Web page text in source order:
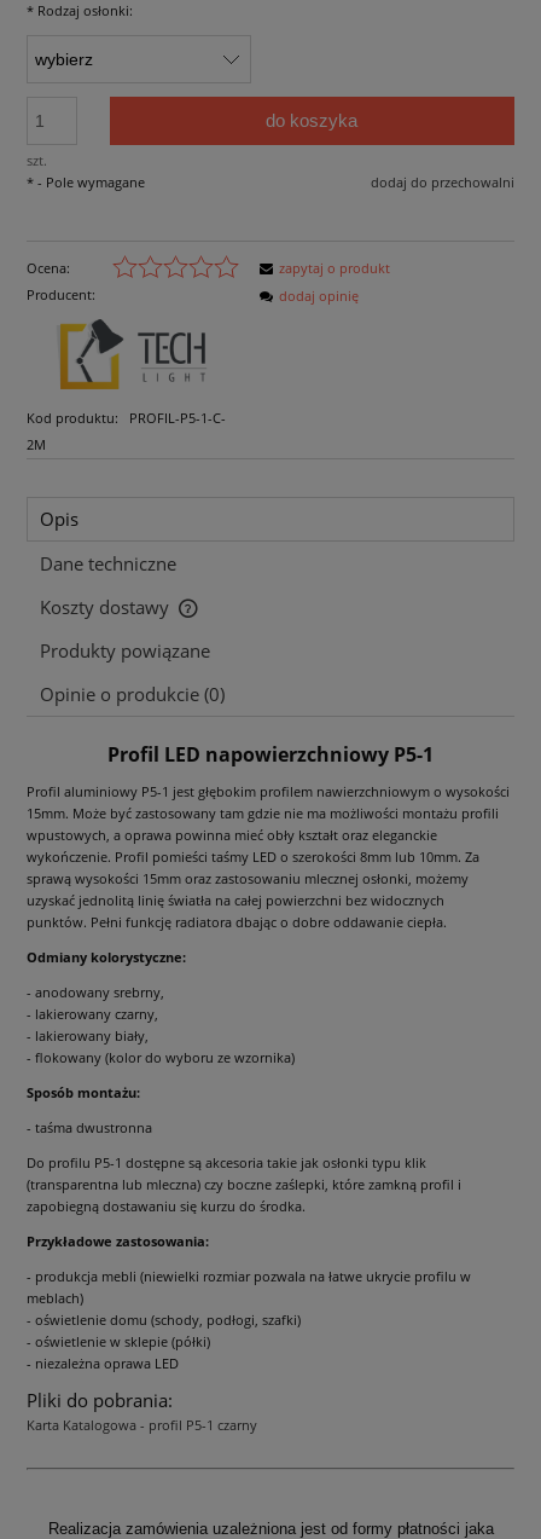
* Rodzaj osłonki:
szt.
do koszyka
dodaj do przechowalni
* - Pole wymagane
Ocena:
Producent:
Kod produktu:
PROFIL-P5-1-C-
2M
zapytaj o produkt
dodaj opinię
Opis
Dane techniczne
Koszty dostawy
Cena nie zawiera ewentualnych kosztów płatności
Produkty powiązane
Opinie o produkcie (0)
Profil LED napowierzchniowy P5-1
Profil aluminiowy P5-1 jest głębokim profilem nawierzchniowym o wysokości
15mm. Może być zastosowany tam gdzie nie ma możliwości montażu profili
wpustowych, a oprawa powinna mieć obły kształt oraz eleganckie
wykończenie. Profil pomieści taśmy LED o szerokości 8mm lub 10mm. Za
sprawą wysokości 15mm oraz zastosowaniu mlecznej osłonki, możemy
uzyskać jednolitą linię światła na całej powierzchni bez widocznych
punktów. Pełni funkcję radiatora dbając o dobre oddawanie ciepła.
Odmiany kolorystyczne:
- anodowany srebrny,
- lakierowany czarny,
- lakierowany biały,
- flokowany (kolor do wyboru ze wzornika)
Sposób montażu:
- taśma dwustronna
Do profilu P5-1 dostępne są akcesoria takie jak osłonki typu klik
(transparentna lub mleczna) czy boczne zaślepki, które zamkną profil i
zapobiegną dostawaniu się kurzu do środka.
Przykładowe zastosowania:
- produkcja mebli (niewielki rozmiar pozwala na łatwe ukrycie profilu w
meblach)
- oświetlenie domu (schody, podłogi, szafki)
- oświetlenie w sklepie (półki)
- niezależna oprawa LED
Pliki do pobrania:
Karta Katalogowa - profil P5-1 czarny
Realizacja zamówienia uzależniona jest od formy płatności jaka